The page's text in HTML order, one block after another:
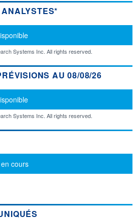
Systems Inc. All rights reserved.
AU 08/08/26
Systems Inc. All rights reserved.
cours